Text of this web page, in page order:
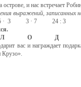
и нас встречает
выражений, записанных
· 3 3 · 7 24 : 3
О Д
вас и награждает
Крузо».